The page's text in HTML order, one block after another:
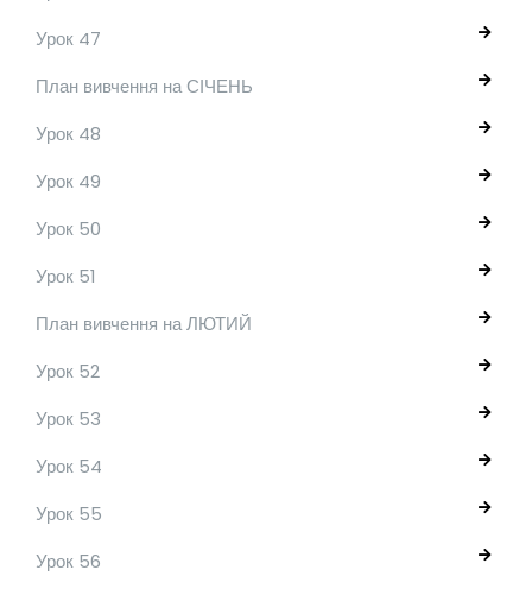
Урок 47
План вивчення на СІЧЕНЬ
Урок 48
Урок 49
Урок 50
Урок 51
План вивчення на ЛЮТИЙ
Урок 52
Урок 53
Урок 54
Урок 55
Урок 56